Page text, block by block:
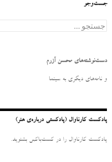
جست‌وجو
س
و
ر
دست‌نوشته‌های محسن آزرم
و نامه‌‌های دیگری به سینما
پادکست کارناوال (پادکستی درباره‌ی هنر)
پادکست کارناوال را در کست‌باکس بشنوید.